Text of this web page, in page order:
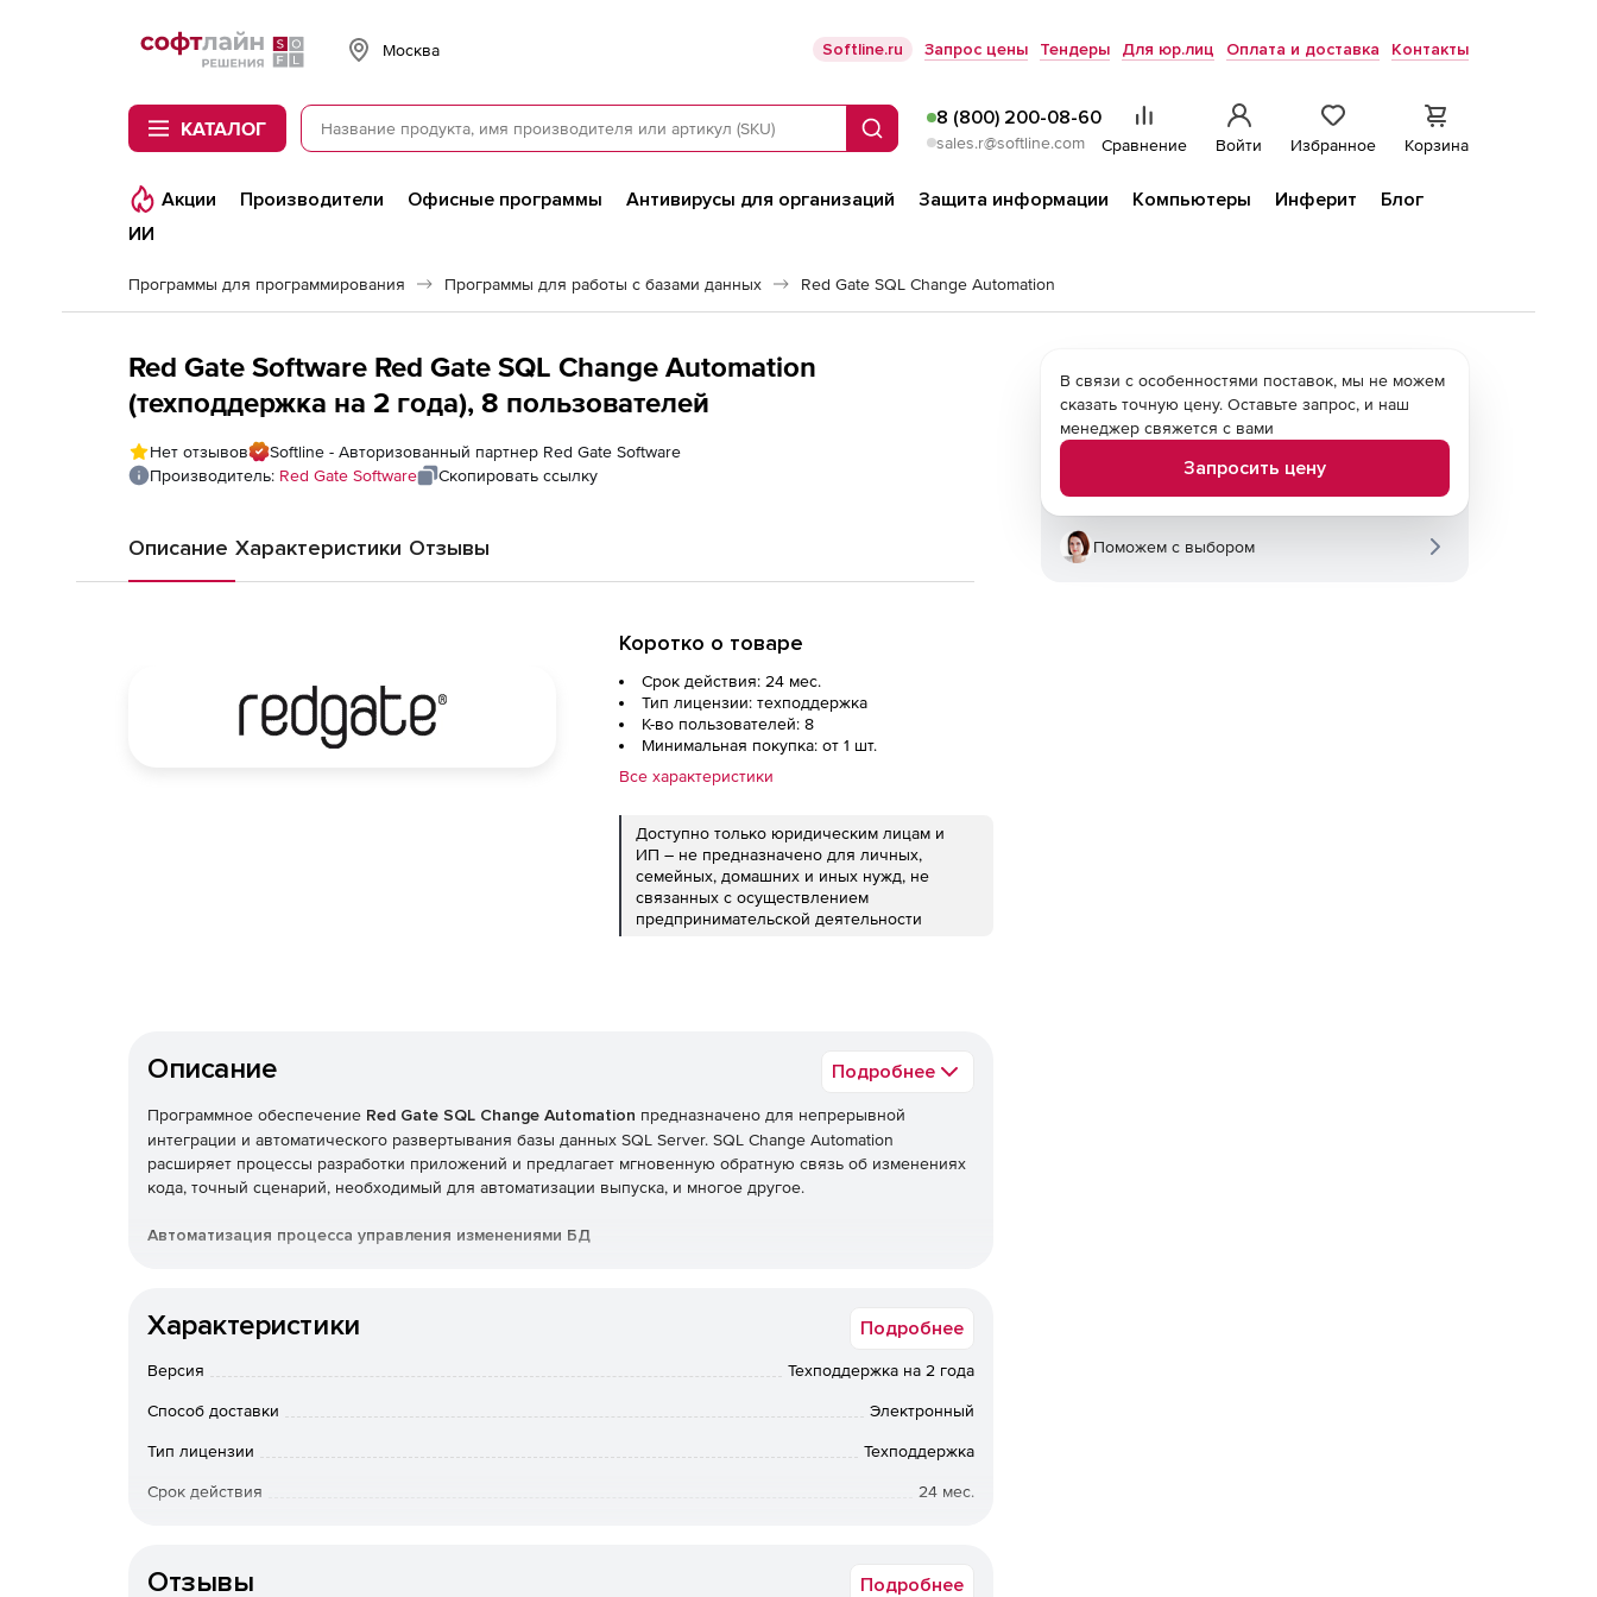
Softline
Москва Softline.ru Запрос цены Тендеры Для юр.лиц Оплата и доставка Контакты
КАТАЛОГ Поиск
8 (800) 200-08-60
sales.r@softline.com Сравнение Войти Избранное Корзина
Акции Производители Офисные программы Антивирусы для организаций Защита информации Компьютеры Инферит
Блог
ИИ
Программы для программирования Программы для работы с базами данных Red Gate SQL Change Automation
Red Gate Software Red Gate SQL Change Automation
(техподдержка на 2 года), 8 пользователей
Нет отзывов
Softline - Авторизованный партнер Red Gate Software
Производитель: Red Gate Software Скопировать ссылку
Описание Характеристики Отзывы
Коротко о товаре
Срок действия: 24 мес.
Тип лицензии: техподдержка
К-во пользователей: 8
Минимальная покупка: от 1 шт.
Все характеристики
Доступно только юридическим лицам и
ИП – не предназначено для личных,
семейных, домашних и иных нужд, не
связанных с осуществлением
предпринимательской деятельности
Описание Подробнее
Программное обеспечение Red Gate SQL Change Automation предназначено для непрерывной
интеграции и автоматического развертывания базы данных SQL Server. SQL Change Automation
расширяет процессы разработки приложений и предлагает мгновенную обратную связь об изменениях
кода, точный сценарий, необходимый для автоматизации выпуска, и многое другое.
Автоматизация процесса управления изменениями БД
Благодаря автоматизации баз данных пользователь освобождается от ручных задач по управлению
Встроенные этапы проверки гарантируют, что выпуски готовы к работе.
Характеристики Подробнее
Версия Техподдержка на 2 года
Способ доставки Электронный
Тип лицензии Техподдержка
Срок действия 24 мес.
Отзывы Подробнее
В связи с особенностями поставок, мы не можем
сказать точную цену. Оставьте запрос, и наш
менеджер свяжется с вами
Запросить цену
Поможем с выбором